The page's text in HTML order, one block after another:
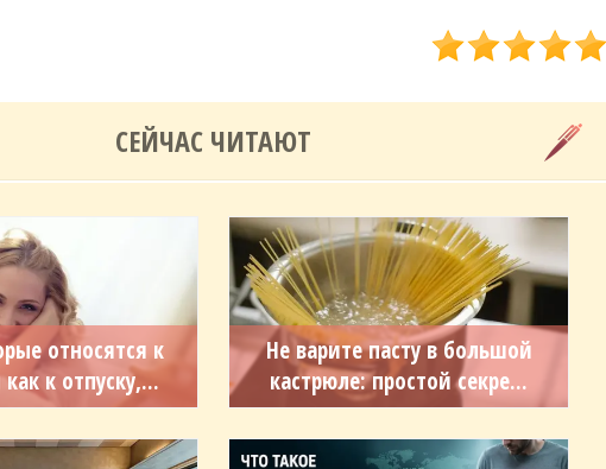
СЕЙЧАС ЧИТАЮТ
относятся к
к отпуску,...
Не варите пасту в большой
кастрюле: простой секре...